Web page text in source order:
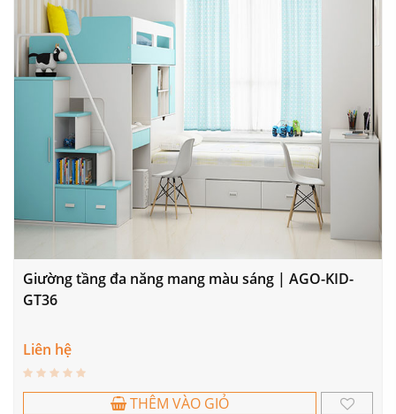
Giường tầng đa năng mang màu sáng | AGO-KID-
GT36
Liên hệ
THÊM VÀO GIỎ